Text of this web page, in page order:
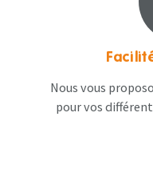
Nous vous
pour vos